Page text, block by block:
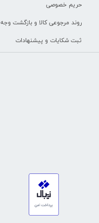
حریم خصوصی
روند مرجوعی کالا و بازگشت وجه
ثبت شکایات و پیشنهادات